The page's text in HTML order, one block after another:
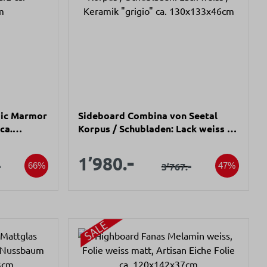
Marmor
Preis:
66%
Sideboard Combina von Seetal
Korpus / Schubladen: Lack weiss /
Verkaufspreis:
Verkaufspreis:
1’980.- Regulärer Preis:
3’767.- 47%